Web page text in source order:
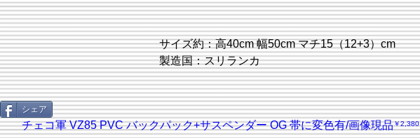
サイズ約：高40cm 幅50cm マチ15（12+3）cm
製造国：スリランカ
シェア
画像現品
チェコ軍 VZ85 PVC バックパック+サスペンダー OG 帯に変色有/画像現品価格
￥2,380